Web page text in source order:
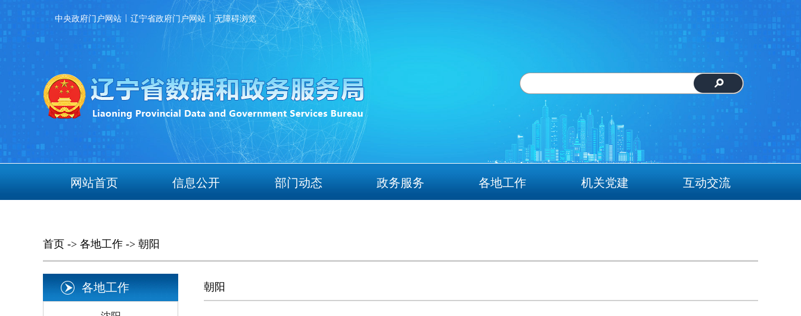
中央政府门户网站 辽宁省政府门户网站 无障碍浏览
网站首页 信息公开 部门动态 政务服务 各地工作 机关党建 互动交流
首页 -> 各地工作 -> 朝阳
各地工作 朝阳